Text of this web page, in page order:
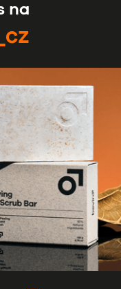
na